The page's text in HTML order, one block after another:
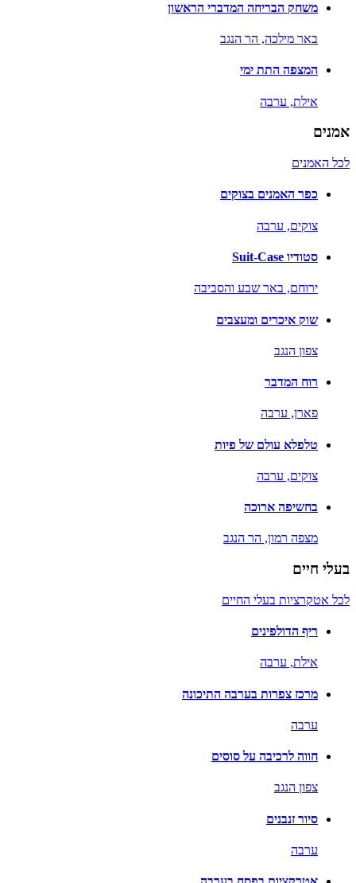
משחק הבריחה המדברי הראשון
באר מילכה, הר הנגב
המצפה התת ימי
אילת, ערבה
אמנים
לכל האמנים
כפר האמנים בצוקים
צוקים, ערבה
סטודיו Suit-Case
ירוחם, באר שבע והסביבה
שוק איכרים ומעצבים
צפון הנגב
רוח המדבר
פארן, ערבה
טלפלא עולם של פיות
צוקים, ערבה
בחשיפה ארוכה
מצפה רמון, הר הנגב
בעלי חיים
לכל אטקרציות בעלי החיים
ריף הדולפינים
אילת, ערבה
מרכז צפרות בערבה התיכונה
ערבה
חווה לרכיבה על סוסים
צפון הנגב
סיור זנבנים
ערבה